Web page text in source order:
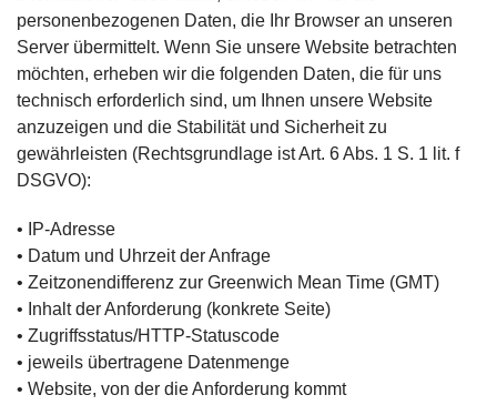
personenbezogenen Daten, die Ihr Browser an unseren
Server übermittelt. Wenn Sie unsere Website betrachten
möchten, erheben wir die folgenden Daten, die für uns
technisch erforderlich sind, um Ihnen unsere Website
anzuzeigen und die Stabilität und Sicherheit zu
gewährleisten (Rechtsgrundlage ist Art. 6 Abs. 1 S. 1 lit. f
DSGVO):
• IP-Adresse
• Datum und Uhrzeit der Anfrage
• Zeitzonendifferenz zur Greenwich Mean Time (GMT)
• Inhalt der Anforderung (konkrete Seite)
• Zugriffsstatus/HTTP-Statuscode
• jeweils übertragene Datenmenge
• Website, von der die Anforderung kommt